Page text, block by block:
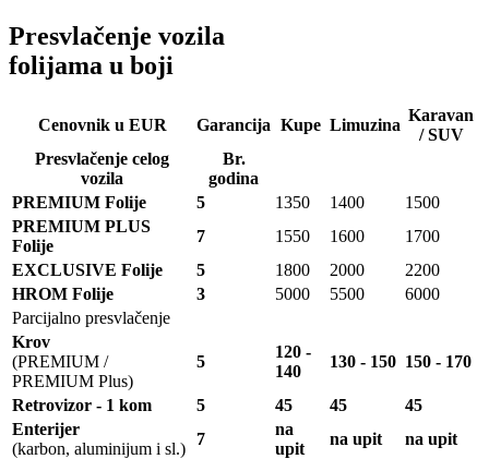
Presvlačenje vozila
folijama u boji
Cenovnik u EUR Garancija Kupe Limuzina
Karavan
/ SUV
Presvlačenje celog
vozila
Br.
godina
PREMIUM Folije
5 1350 1400
1500
PREMIUM PLUS
Folije
7 1550 1600
1700
EXCLUSIVE Folije
5 1800 2000
2200
HROM Folije
3 5000 5500
6000
Parcijalno presvlačenje
Krov
(PREMIUM /
PREMIUM Plus)
5
120 -
140
130 - 150 150 - 170
Retrovizor - 1 kom 5 45 45
45
Enterijer
(karbon, aluminijum i sl.)
7
na
upit
na upit na upit